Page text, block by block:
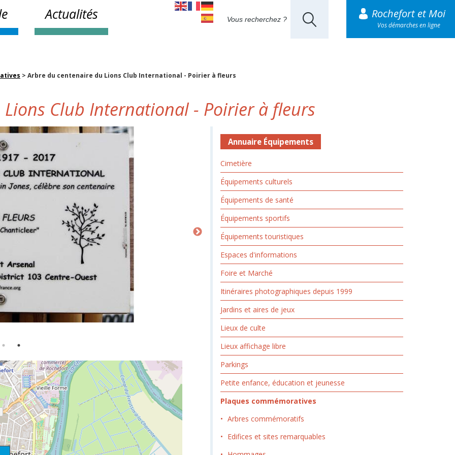
Actualités Rochefort et Moi
Vos démarches en ligne
> Arbre du centenaire du Lions Club International - Poirier à fleurs
Club International - Poirier à fleurs
Annuaire Équipements
Cimetière
Équipements culturels
Équipements de santé
Équipements sportifs
Équipements touristiques
Espaces d'informations
Foire et Marché
Itinéraires photographiques depuis 1999
Jardins et aires de jeux
Lieux de culte
Lieux affichage libre
Parkings
Petite enfance, éducation et jeunesse
Plaques commémoratives
Arbres commémoratifs
Edifices et sites remarquables